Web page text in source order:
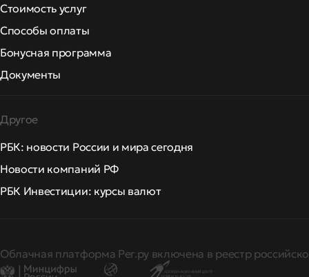
Стоимость услуг
Способы оплаты
Бонусная программа
Документы
Другое
РБК: новости России и мира сегодня
Новости компаний РФ
РБК Инвестиции: курсы валют
Облачная платформа Рег.ру включена в реестр